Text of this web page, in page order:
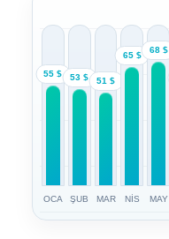
55 $
OCA
53 $
ŞUB
51 $
MAR
65 $
NİS
68 $
MAY